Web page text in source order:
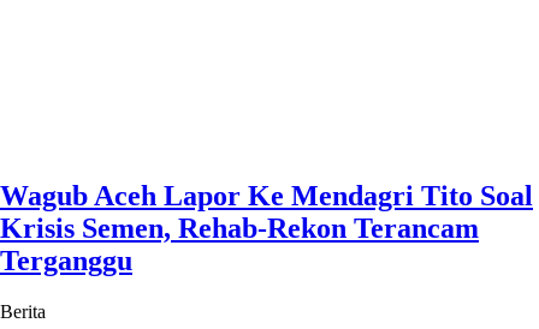
Wagub Aceh Lapor Ke Mendagri Tito Soal
Krisis Semen, Rehab-Rekon Terancam
Terganggu
Berita